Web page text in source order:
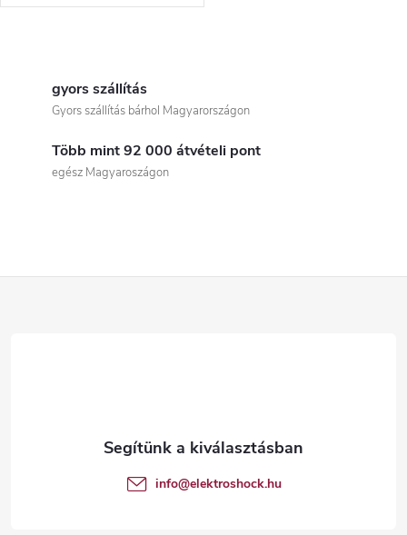
r
gyors szállítás
Gyors szállítás bárhol Magyarországon
Több mint 92 000 átvételi pont
egész Magyaroszágon
info@elektroshock.hu